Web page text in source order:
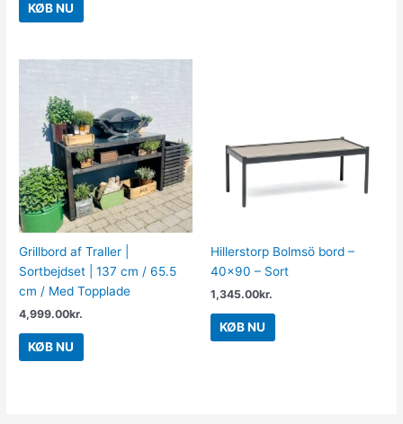
KØB NU
Grillbord af Traller |
Sortbejdset | 137 cm / 65.5
cm / Med Topplade
4,999.00kr.
KØB NU
Hillerstorp Bolmsö bord –
40×90 – Sort
1,345.00kr.
KØB NU